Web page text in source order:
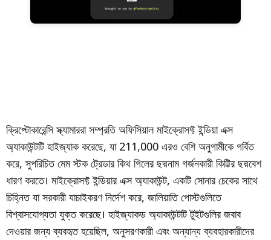
ক্রিপ্টোকারেন্সি স্ক্যামাররা সম্প্রতি অফিসিয়াল মাইক্রোসফ্ট ইন্ডিয়া এক্স
অ্যাকাউন্টটি হাইজ্যাক করেছে, যা 211,000 এরও বেশি অনুগামীকে গর্বিত
করে, সুপরিচিত মেম স্টক ট্রেডার কিথ গিলের ছদ্মনাম গর্জনকারী কিট্টির ছদ্মবেশ
ধারণ করতে। মাইক্রোসফ্ট ইন্ডিয়ার এক্স অ্যাকাউন্ট, একটি সোনার চেকের সাথে
চিহ্নিত যা সরকারী যাচাইকরণ নির্দেশ করে, জালিয়াতি পোস্টগুলিতে
বিশ্বাসযোগ্যতা যুক্ত করেছে। হাইজ্যাকড অ্যাকাউন্টটি টুইটগুলির জবাব
দেওয়ার জন্য ব্যবহৃত হয়েছিল, অনুসরণকারী এবং অন্যান্য ব্যবহারকারীদের